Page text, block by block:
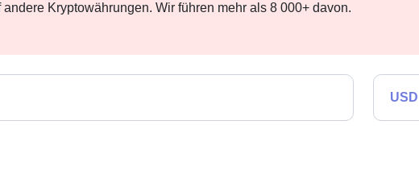
Kryptowährungen. Wir führen mehr als 8 000+ davon.
USD